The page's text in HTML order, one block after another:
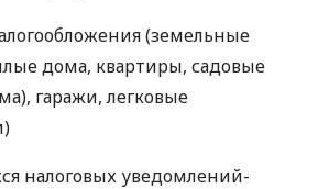
(земельные
дома, квартиры, садовые
гаражи, легковые
налоговых уведомлений-